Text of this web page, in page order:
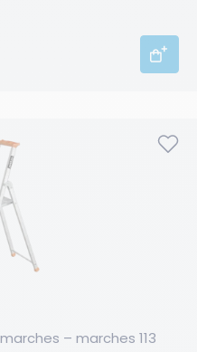
– marches 113